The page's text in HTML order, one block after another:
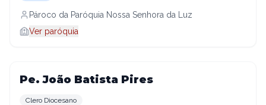
Pároco da Paróquia Nossa Senhora da Luz
Ver paróquia
Pe. João Batista Pires
Clero Diocesano